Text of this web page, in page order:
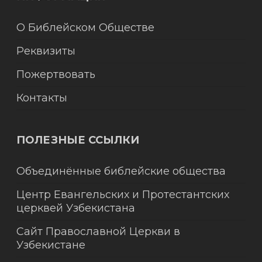
О Библейском Обществе
Реквизиты
Пожертвовать
Контакты
ПОЛЕЗНЫЕ ССЫЛКИ
Объединённые библейские общества
Центр Евангельских и Протестантских
церквей Узбекистана
Сайт Православной Церкви в
Узбекистане